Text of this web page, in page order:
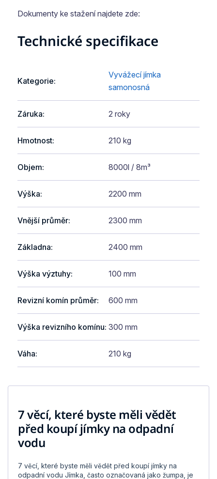
Dokumenty ke stažení najdete zde:
Technické specifikace
Kategorie:
Vyvážecí jímka
samonosná
Záruka: 2 roky
Hmotnost: 210 kg
Objem: 8000l / 8m³
Výška: 2200 mm
Vnější průměr: 2300 mm
Základna: 2400 mm
Výška výztuhy: 100 mm
Revizní komín průměr: 600 mm
Výška revizního komínu: 300 mm
Váha: 210 kg
7 věcí, které byste měli vědět
před koupí jímky na odpadní
vodu
7 věcí, které byste měli vědět před koupí jímky na
odpadní vodu Jímka, často označovaná jako žumpa, je